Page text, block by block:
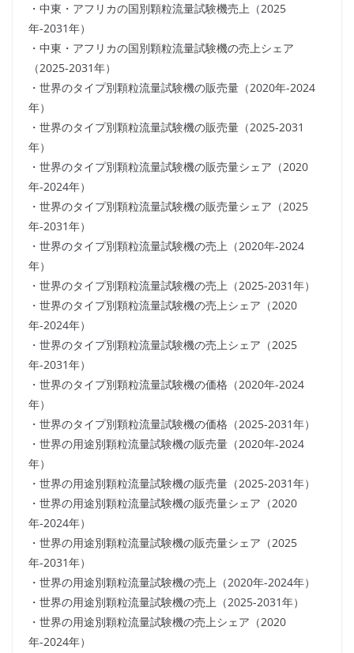
・中東・アフリカの国別顆粒流量試験機売上（2025
年-2031年）
・中東・アフリカの国別顆粒流量試験機の売上シェア
（2025-2031年）
・世界のタイプ別顆粒流量試験機の販売量（2020年-2024
年）
・世界のタイプ別顆粒流量試験機の販売量（2025-2031
年）
・世界のタイプ別顆粒流量試験機の販売量シェア（2020
年-2024年）
・世界のタイプ別顆粒流量試験機の販売量シェア（2025
年-2031年）
・世界のタイプ別顆粒流量試験機の売上（2020年-2024
年）
・世界のタイプ別顆粒流量試験機の売上（2025-2031年）
・世界のタイプ別顆粒流量試験機の売上シェア（2020
年-2024年）
・世界のタイプ別顆粒流量試験機の売上シェア（2025
年-2031年）
・世界のタイプ別顆粒流量試験機の価格（2020年-2024
年）
・世界のタイプ別顆粒流量試験機の価格（2025-2031年）
・世界の用途別顆粒流量試験機の販売量（2020年-2024
年）
・世界の用途別顆粒流量試験機の販売量（2025-2031年）
・世界の用途別顆粒流量試験機の販売量シェア（2020
年-2024年）
・世界の用途別顆粒流量試験機の販売量シェア（2025
年-2031年）
・世界の用途別顆粒流量試験機の売上（2020年-2024年）
・世界の用途別顆粒流量試験機の売上（2025-2031年）
・世界の用途別顆粒流量試験機の売上シェア（2020
年-2024年）